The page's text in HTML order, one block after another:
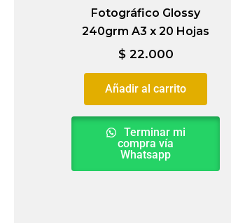
Fotográfico Glossy
240grm A3 x 20 Hojas
$22.000
Añadir al carrito
Terminar mi
compra vía
Whatsapp